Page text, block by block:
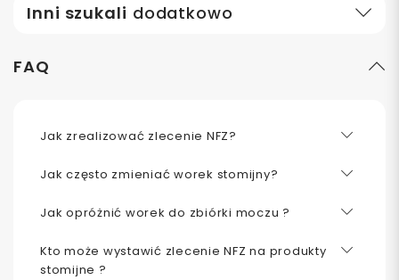
Inni szukali dodatkowo
FAQ
Jak zrealizować zlecenie NFZ?
Jak często zmieniać worek stomijny?
Jak opróżnić worek do zbiórki moczu ?
Kto może wystawić zlecenie NFZ na produkty
stomijne ?